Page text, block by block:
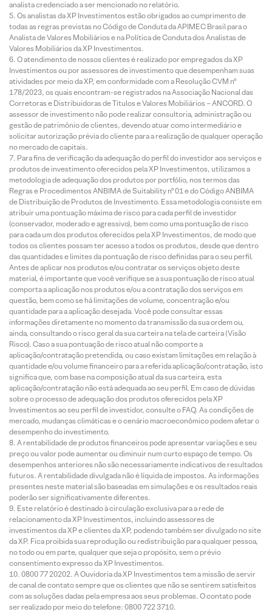
analista credenciado a ser mencionado no relatório.
Os analistas da XP Investimentos estão obrigados ao cumprimento de
todas as regras previstas no Código de Conduta da APIMEC Brasil para o
Analista de Valores Mobiliários e na Política de Conduta dos Analistas de
Valores Mobiliários da XP Investimentos.
O atendimento de nossos clientes é realizado por empregados da XP
Investimentos ou por assessores de investimento que desempenham suas
atividades por meio da XP, em conformidade com a Resolução CVM nº
178/2023, os quais encontram-se registrados na Associação Nacional das
Corretoras e Distribuidoras de Títulos e Valores Mobiliários – ANCORD. O
assessor de investimento não pode realizar consultoria, administração ou
gestão de patrimônio de clientes, devendo atuar como intermediário e
solicitar autorização prévia do cliente para a realização de qualquer operação
no mercado de capitais.
Para fins de verificação da adequação do perfil do investidor aos serviços e
produtos de investimento oferecidos pela XP Investimentos, utilizamos a
metodologia de adequação dos produtos por portfólio, nos termos das
Regras e Procedimentos ANBIMA de Suitability nº 01 e do Código ANBIMA
de Distribuição de Produtos de Investimento. Essa metodologia consiste em
atribuir uma pontuação máxima de risco para cada perfil de investidor
(conservador, moderado e agressivo), bem como uma pontuação de risco
para cada um dos produtos oferecidos pela XP Investimentos, de modo que
todos os clientes possam ter acesso a todos os produtos, desde que dentro
das quantidades e limites da pontuação de risco definidas para o seu perfil.
Antes de aplicar nos produtos e/ou contratar os serviços objeto deste
material, é importante que você verifique se a sua pontuação de risco atual
comporta a aplicação nos produtos e/ou a contratação dos serviços em
questão, bem como se há limitações de volume, concentração e/ou
quantidade para a aplicação desejada. Você pode consultar essas
informações diretamente no momento da transmissão da sua ordem ou,
ainda, consultando o risco geral da sua carteira na tela de carteira (Visão
Risco). Caso a sua pontuação de risco atual não comporte a
aplicação/contratação pretendida, ou caso existam limitações em relação à
quantidade e/ou volume financeiro para a referida aplicação/contratação, isto
significa que, com base na composição atual da sua carteira, esta
aplicação/contratação não está adequada ao seu perfil. Em caso de dúvidas
sobre o processo de adequação dos produtos oferecidos pela XP
Investimentos ao seu perfil de investidor, consulte o FAQ. As condições de
mercado, mudanças climáticas e o cenário macroeconômico podem afetar o
desempenho do investimento.
A rentabilidade de produtos financeiros pode apresentar variações e seu
preço ou valor pode aumentar ou diminuir num curto espaço de tempo. Os
desempenhos anteriores não são necessariamente indicativos de resultados
futuros. A rentabilidade divulgada não é líquida de impostos. As informações
presentes neste material são baseadas em simulações e os resultados reais
poderão ser significativamente diferentes.
Este relatório é destinado à circulação exclusiva para a rede de
relacionamento da XP Investimentos, incluindo assessores de
investimentos da XP e clientes da XP, podendo também ser divulgado no site
da XP. Fica proibida sua reprodução ou redistribuição para qualquer pessoa,
no todo ou em parte, qualquer que seja o propósito, sem o prévio
consentimento expresso da XP Investimentos.
0800 77 20202. A Ouvidoria da XP Investimentos tem a missão de servir
de canal de contato sempre que os clientes que não se sentirem satisfeitos
com as soluções dadas pela empresa aos seus problemas. O contato pode
ser realizado por meio do telefone: 0800 722 3710.